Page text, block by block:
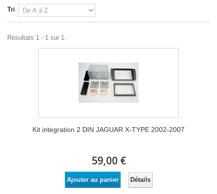
Tri
Résultats 1 - 1 sur 1.
Kit integration 2 DIN JAGUAR X-TYPE 2002-2007
59,00 €
Ajouter au panier Détails